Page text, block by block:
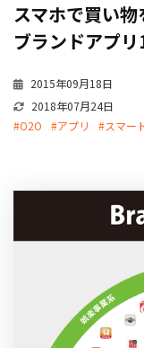
課題解決例
機能一覧
外部サービス連携
インフラ環境・サポート
ショッピングモー
マルチテナント、マルチブラ
通販受注対応
ECと通販の連動を可能に
スマホで買い
ブランドアプ
2015年09月18日
2018年07月24日
#O2O
#アプリ #スマー